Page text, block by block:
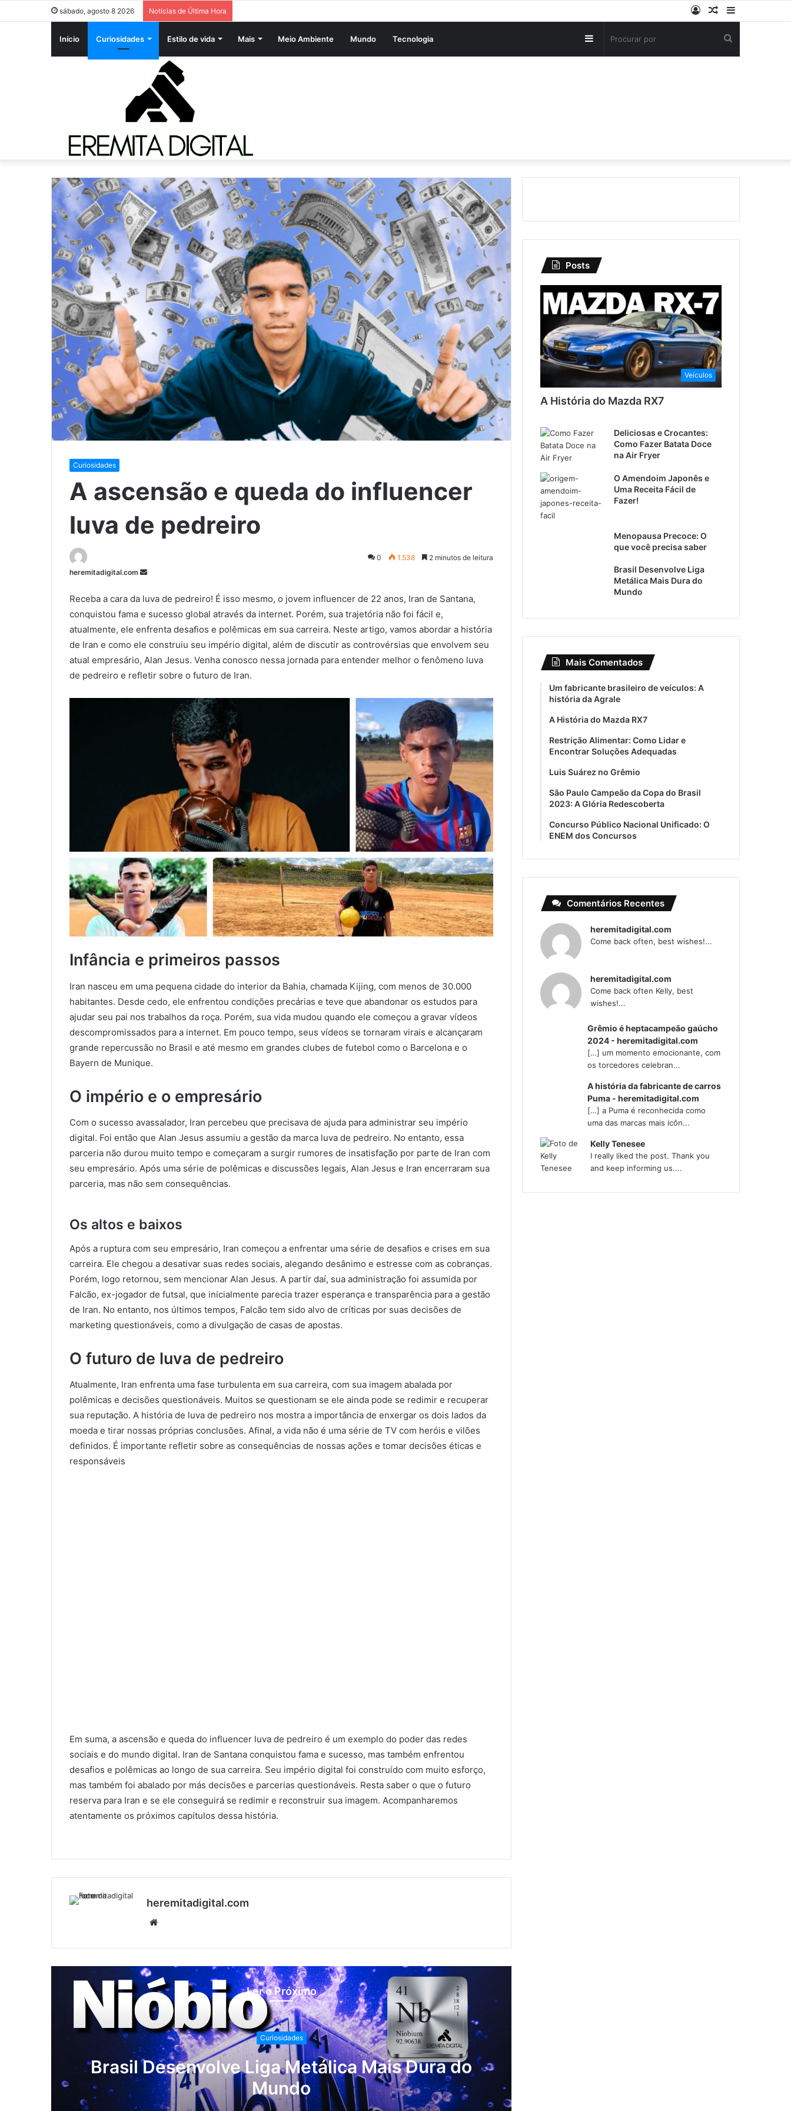
sábado, agosto 8 2026 Notícias de Última Hora
Barra
Artigo
Entrar
Início Curiosidades Estilo de vida Mais Meio Ambiente Mundo Tecnologia Barra
Curiosidades
A ascensão e queda do influencer
luva de pedreiro
heremitadigital.com
Mande
e-
mail
0 1.538 2 minutos de leitura
Receba a cara da luva de pedreiro! É isso mesmo, o jovem influencer de 22 anos, Iran de Santana,
conquistou fama e sucesso global através da internet. Porém, sua trajetória não foi fácil e,
atualmente, ele enfrenta desafios e polêmicas em sua carreira. Neste artigo, vamos abordar a história
de Iran e como ele construiu seu império digital, além de discutir as controvérsias que envolvem seu
atual empresário, Alan Jesus. Venha conosco nessa jornada para entender melhor o fenômeno luva
de pedreiro e refletir sobre o futuro de Iran.
Infância e primeiros passos
Iran nasceu em uma pequena cidade do interior da Bahia, chamada Kijing, com menos de 30.000
habitantes. Desde cedo, ele enfrentou condições precárias e teve que abandonar os estudos para
ajudar seu pai nos trabalhos da roça. Porém, sua vida mudou quando ele começou a gravar vídeos
descompromissados para a internet. Em pouco tempo, seus vídeos se tornaram virais e alcançaram
grande repercussão no Brasil e até mesmo em grandes clubes de futebol como o Barcelona e o
Bayern de Munique.
O império e o empresário
Com o sucesso avassalador, Iran percebeu que precisava de ajuda para administrar seu império
digital. Foi então que Alan Jesus assumiu a gestão da marca luva de pedreiro. No entanto, essa
parceria não durou muito tempo e começaram a surgir rumores de insatisfação por parte de Iran com
seu empresário. Após uma série de polêmicas e discussões legais, Alan Jesus e Iran encerraram sua
parceria, mas não sem consequências.
Os altos e baixos
Após a ruptura com seu empresário, Iran começou a enfrentar uma série de desafios e crises em sua
carreira. Ele chegou a desativar suas redes sociais, alegando desânimo e estresse com as cobranças.
Porém, logo retornou, sem mencionar Alan Jesus. A partir daí, sua administração foi assumida por
Falcão, ex-jogador de futsal, que inicialmente parecia trazer esperança e transparência para a gestão
de Iran. No entanto, nos últimos tempos, Falcão tem sido alvo de críticas por suas decisões de
marketing questionáveis, como a divulgação de casas de apostas.
O futuro de luva de pedreiro
Atualmente, Iran enfrenta uma fase turbulenta em sua carreira, com sua imagem abalada por
polêmicas e decisões questionáveis. Muitos se questionam se ele ainda pode se redimir e recuperar
sua reputação. A história de luva de pedreiro nos mostra a importância de enxergar os dois lados da
moeda e tirar nossas próprias conclusões. Afinal, a vida não é uma série de TV com heróis e vilões
definidos. É importante refletir sobre as consequências de nossas ações e tomar decisões éticas e
responsáveis
Em suma, a ascensão e queda do influencer luva de pedreiro é um exemplo do poder das redes
sociais e do mundo digital. Iran de Santana conquistou fama e sucesso, mas também enfrentou
desafios e polêmicas ao longo de sua carreira. Seu império digital foi construído com muito esforço,
mas também foi abalado por más decisões e parcerias questionáveis. Resta saber o que o futuro
reserva para Iran e se ele conseguirá se redimir e reconstruir sua imagem. Acompanharemos
atentamente os próximos capítulos dessa história.
heremitadigital.com
Website
Ler o Próximo
Curiosidades
Brasil Desenvolve Liga Metálica Mais Dura do
Mundo
Posts
Veículos
A História do Mazda RX7
Deliciosas e Crocantes:
Como Fazer Batata Doce
na Air Fryer
O Amendoim Japonês e
Uma Receita Fácil de
Fazer!
Menopausa Precoce: O
que você precisa saber
Brasil Desenvolve Liga
Metálica Mais Dura do
Mundo
Mais Comentados
Um fabricante brasileiro de veículos: A
história da Agrale
A História do Mazda RX7
Restrição Alimentar: Como Lidar e
Encontrar Soluções Adequadas
Luis Suárez no Grêmio
São Paulo Campeão da Copa do Brasil
2023: A Glória Redescoberta
Concurso Público Nacional Unificado: O
ENEM dos Concursos
Comentários Recentes
heremitadigital.com
Come back often, best wishes!...
heremitadigital.com
Come back often Kelly, best
wishes!...
Grêmio é heptacampeão gaúcho
2024 - heremitadigital.com
[…] um momento emocionante, com
os torcedores celebran...
A história da fabricante de carros
Puma - heremitadigital.com
[…] a Puma é reconhecida como
uma das marcas mais icôn...
Kelly Tenesee
I really liked the post. Thank you
and keep informing us....